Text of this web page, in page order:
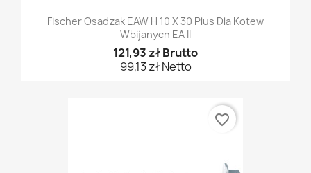
Fischer Osadzak EAW H 10 X 30 Plus Dla Kotew
Wbijanych EA II
121,93 zł Brutto
99,13 zł Netto
favorite_border